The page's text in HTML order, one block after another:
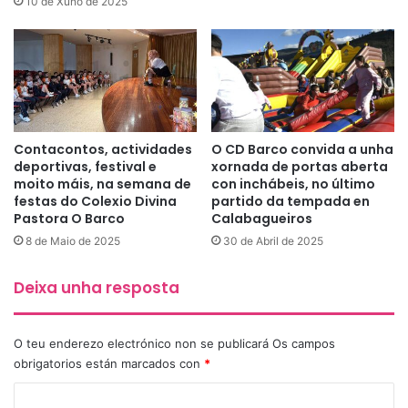
Contacontos, actividades
deportivas, festival e
moito máis, na semana de
festas do Colexio Divina
Pastora O Barco
8 de Maio de 2025
O CD Barco convida a unha
xornada de portas aberta
con inchábeis, no último
partido da tempada en
Calabagueiros
30 de Abril de 2025
Deixa unha resposta
O teu enderezo electrónico non se publicará Os campos
obrigatorios están marcados con *